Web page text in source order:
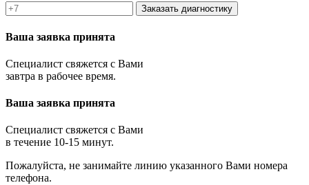
Заказать диагностику
Ваша заявка принята
Специалист свяжется с Вами
завтра в рабочее время.
Ваша заявка принята
Специалист свяжется с Вами
в течение 10-15 минут.
Пожалуйста, не занимайте линию указанного Вами номера
телефона.